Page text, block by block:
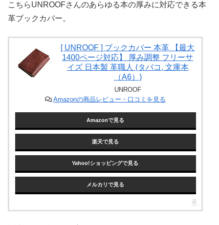
こちらUNROOFさんのあらゆる本の厚みに対応できる本
革ブックカバー。
[ UNROOF ] ブックカバー 本革 【最大
1400ページ対応】 厚み調整 フリーサ
イズ 日本製 革職人 (タバコ, 文庫本
（A6）)
UNROOF
Amazonの商品レビュー・口コミを見る
Amazonで見る
楽天で見る
Yahoo!ショッピングで見る
メルカリで見る